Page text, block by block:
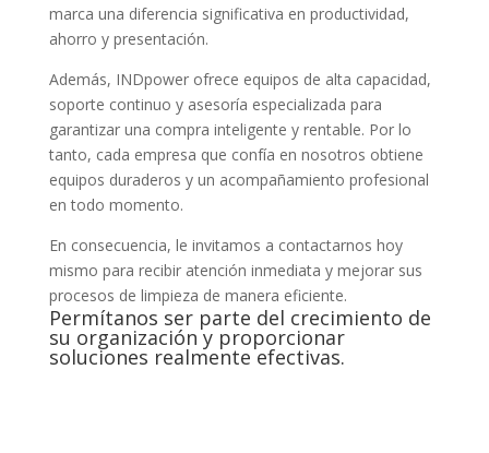
marca una diferencia significativa en productividad,
ahorro y presentación.
Además, INDpower ofrece equipos de alta capacidad,
soporte continuo y asesoría especializada para
garantizar una compra inteligente y rentable. Por lo
tanto, cada empresa que confía en nosotros obtiene
equipos duraderos y un acompañamiento profesional
en todo momento.
En consecuencia, le invitamos a contactarnos hoy
mismo para recibir atención inmediata y mejorar sus
procesos de limpieza de manera eficiente.
Permítanos ser parte del crecimiento de
su organización y proporcionar
soluciones realmente efectivas.